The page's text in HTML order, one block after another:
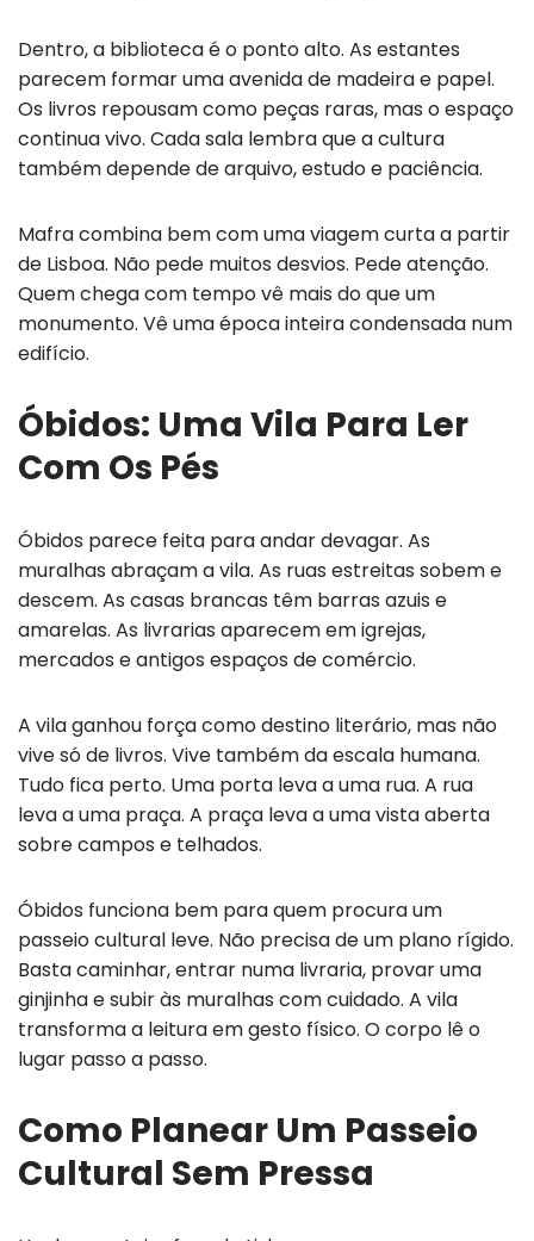
Dentro, a biblioteca é o ponto alto. As estantes
parecem formar uma avenida de madeira e papel.
Os livros repousam como peças raras, mas o espaço
continua vivo. Cada sala lembra que a cultura
também depende de arquivo, estudo e paciência.
Mafra combina bem com uma viagem curta a partir
de Lisboa. Não pede muitos desvios. Pede atenção.
Quem chega com tempo vê mais do que um
monumento. Vê uma época inteira condensada num
edifício.
Óbidos: Uma Vila Para Ler
Com Os Pés
Óbidos parece feita para andar devagar. As
muralhas abraçam a vila. As ruas estreitas sobem e
descem. As casas brancas têm barras azuis e
amarelas. As livrarias aparecem em igrejas,
mercados e antigos espaços de comércio.
A vila ganhou força como destino literário, mas não
vive só de livros. Vive também da escala humana.
Tudo fica perto. Uma porta leva a uma rua. A rua
leva a uma praça. A praça leva a uma vista aberta
sobre campos e telhados.
Óbidos funciona bem para quem procura um
passeio cultural leve. Não precisa de um plano rígido.
Basta caminhar, entrar numa livraria, provar uma
ginjinha e subir às muralhas com cuidado. A vila
transforma a leitura em gesto físico. O corpo lê o
lugar passo a passo.
Como Planear Um Passeio
Cultural Sem Pressa